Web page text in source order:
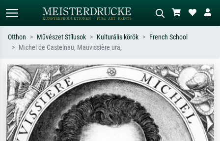
Keressen művész, műcím vagy stílus
szerint – pl. Monet, Csillagos éj,
impresszionizmus, Hokusai-hullám,
akt.
Írja le a jelenetet – pl. zöld rét, sok
piros absztrakt, sötét olajkép, álló akt
egy fa mellett.
Otthon Művészet Stílusok Kulturális körök
French School
Michel de Castelnau, Mauvissière ura,